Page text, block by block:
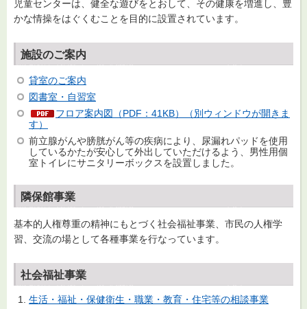
児童センターは、健全な遊びをとおして、その健康を増進し、豊
かな情操をはぐくむことを目的に設置されています。
施設のご案内
貸室のご案内
図書室・自習室
フロア案内図（PDF：41KB）（別ウィンドウが開きま
す）
前立腺がんや膀胱がん等の疾病により、尿漏れパッドを使用
しているかたが安心して外出していただけるよう、男性用個
室トイレにサニタリーボックスを設置しました。
隣保館事業
基本的人権尊重の精神にもとづく社会福祉事業、市民の人権学
習、交流の場として各種事業を行なっています。
社会福祉事業
生活・福祉・保健衛生・職業・教育・住宅等の相談事業